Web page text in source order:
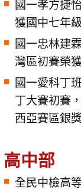
國一孝方捷
獲國中七年
國一忠林建
灣區初賽榮
國一愛科丁
丁大賽初賽
西亞賽區銀
高中部
全民中檢高